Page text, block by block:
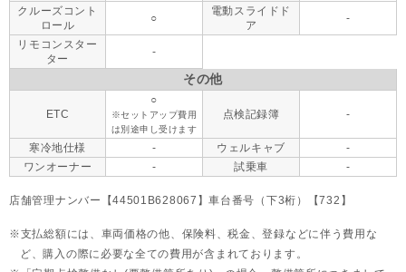
クルーズコント
ロール
○
電動スライドド
ア
-
リモコンスター
ター
-
その他
ETC
○
※セットアップ費用
は別途申し受けます
点検記録簿 -
寒冷地仕様 - ウェルキャブ
-
ワンオーナー
- 試乗車 -
店舗管理ナンバー【44501B628067】車台番号（下3桁）【732】
支払総額には、車両価格の他、保険料、税金、登録などに伴う費用な
ど、購入の際に必要な全ての費用が含まれております。